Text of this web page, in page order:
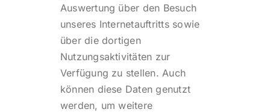
Auswertung über den Besuch
unseres Internetauftritts sowie
über die dortigen
Nutzungsaktivitäten zur
Verfügung zu stellen. Auch
können diese Daten genutzt
werden, um weitere